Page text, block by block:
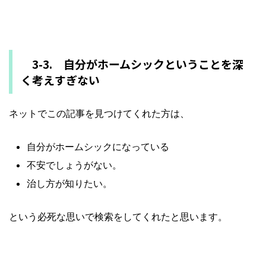
3-3. 自分がホームシックということを深
く考えすぎない
ネットでこの記事を見つけてくれた方は、
自分がホームシックになっている
不安でしょうがない。
治し方が知りたい。
という必死な思いで検索をしてくれたと思います。